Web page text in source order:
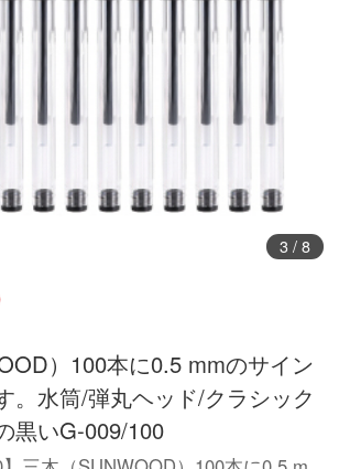
4/ 8
）100本に0.5 mmのサイン
。水筒/弾丸ヘッド/クラシック
黒いG-009/100